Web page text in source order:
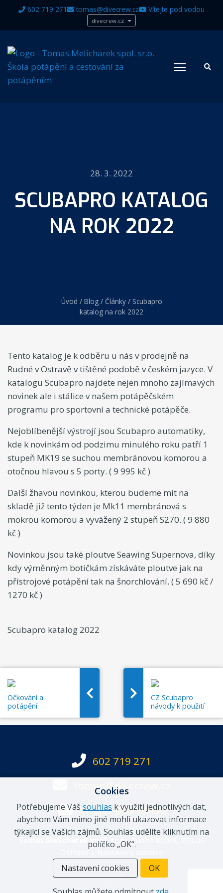
602 719 271 tomas@divecrew.cz Vítejte pod vodou
divecrew.cz
28. 3. 2022
SCUBAPRO KATALOG
NA ROK 2022
Úvod / Blog/ Články/ Scubapro
katalog na rok 2022
Tento katalog je k odběru u nás v prodejně na
Rudné v Ostravě v tištěné podobě v českém jazyce. V
katalogu Scubapro najdete nejen mnoho zajímavých
novinek ale i stálice v našem potápěčském
programu pro sportovní a technické potápěče.
Nejoblíbenější výstrojí jsou Scubapro automatiky,
kde k novinkám od podzimu minulého roku patří 1
stupeň MK19 se suchou membránovou komorou a
otočnou hlavou s 5 porty. ( 9 995 kč )
Další žhavou novinkou, kterou budeme mít na
skladě již tento týden je Mk11 membránová s
mokrou komorou a vyvážený 2 stupeň S270. ( 9 880
kč )
Novinkou jsou také ploutve Seawing Supernova, díky
kdy výměnným botičkám získáváte ploutve jak na
přístrojové potápění tak na šnorchlování. ( 5 690 kč /
1270 kč )
Scubapro katalog 2022
Očkování a
potápění
CZ Scubapro
návody k použití
602 719 271
tomas@divecrew.cz
Vítejte pod vodou
Tomas Melicharek spol. sr.o., Rudná 809/6, 703 00
Ostrava |
webdesign bydrs.cz
Cookies
Potřebujeme Váš souhlas k využití jednotlivých dat,
abychom Vám mimo jiné mohli ukazovat informace
týkající se Vašich zájmů. Souhlas udělíte kliknutím na
políčko „OK“.
Nastavení cookies OK